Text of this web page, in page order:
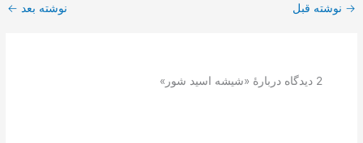
→ نوشته قبل نوشته بعد ←
2 دیدگاه دربارهٔ «شیشه اسید شور»